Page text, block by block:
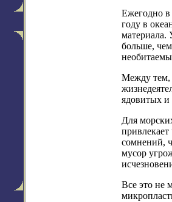
Ежегодно в
году в
материала.
больше,
Между тем,
ядовитых
Для
сомнений,
мусор
Все это не